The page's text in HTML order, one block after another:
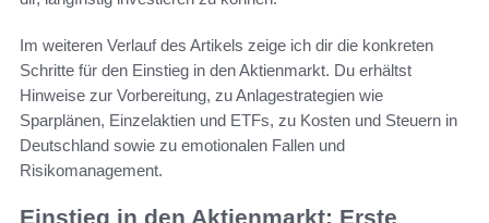
Im weiteren Verlauf des Artikels zeige ich dir die konkreten
Schritte für den Einstieg in den Aktienmarkt. Du erhältst
Hinweise zur Vorbereitung, zu Anlagestrategien wie
Sparplänen, Einzelaktien und ETFs, zu Kosten und Steuern in
Deutschland sowie zu emotionalen Fallen und
Risikomanagement.
Einstieg in den Aktienmarkt: Erste